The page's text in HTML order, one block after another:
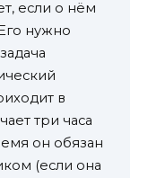
если о нём
нужно
в
три часа
он обязан
(если она